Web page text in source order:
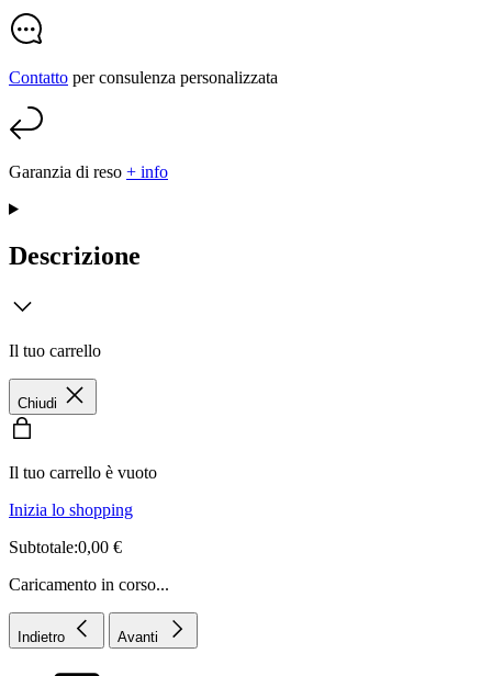
Contatto per consulenza personalizzata
Garanzia di reso + info
Descrizione
Il tuo carrello
Chiudi
Il tuo carrello è vuoto
Inizia lo shopping
Subtotale:0,00 €
Caricamento in corso...
Indietro Avanti